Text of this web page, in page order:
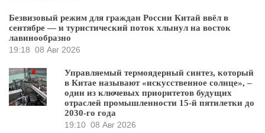
Безвизовый режим для граждан России Китай ввёл в
сентябре — и туристический поток хлынул на восток
лавинообразно
19:18 08 Авг 2026
Управляемый термоядерный синтез, который
в Китае называют «искусственное солнце», –
один из ключевых приоритетов будущих
отраслей промышленности 15-й пятилетки до
2030-го года
19:10 08 Авг 2026